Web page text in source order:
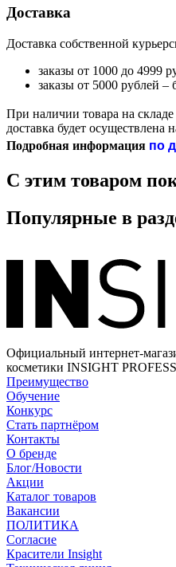
Доставка
Доставка собственной
заказы от 1000 до 4999
заказы от 5000 рублей –
При наличии товара на
доставка будет осуществлена
Подробная информация по
С этим товаром
Популярные в
Официальный интернет-
косметики INSIGHT
Преимущество
Обучение
Конкурс
Стать партнёром
Контакты
О бренде
Блог/Новости
Акции
Каталог товаров
Вакансии
ПОЛИТИКА
Согласие
Краcители Insight